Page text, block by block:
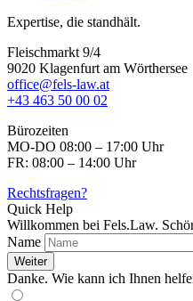
Expertise, die standhält.
Fleischmarkt 9/4
9020 Klagenfurt am Wörthersee
office@fels-law.at
+43 463 50 00 02
Bürozeiten
MO-DO 08:00 – 17:00 Uhr
FR: 08:00 – 14:00 Uhr
Rechtsfragen?
Quick Help
Willkommen bei Fels.Law.
Name
Weiter
Danke. Wie kann ich Ihnen